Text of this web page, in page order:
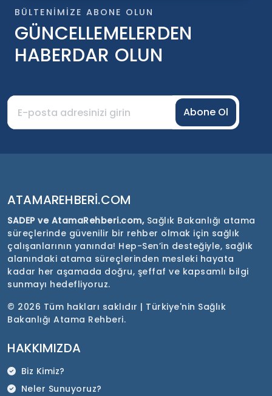
BÜLTENIMIZE ABONE OLUN
GÜNCELLEMELERDEN
HABERDAR OLUN
Abone Ol
ATAMAREHBERI.COM
SADEP ve AtamaRehberi.com, Sağlık Bakanlığı atama
süreçlerinde güvenilir bir rehber olmak için sağlık
çalışanlarının yanında! Hep-Sen’in desteğiyle, sağlık
alanındaki atama süreçlerinden mesleki hayata
kadar her aşamada doğru, şeffaf ve kapsamlı bilgi
sunmayı hedefliyoruz.
© 2026 Tüm hakları saklıdır | Türkiye'nin Sağlık
Bakanlığı Atama Rehberi.
HAKKIMIZDA
Biz Kimiz?
Neler Sunuyoruz?